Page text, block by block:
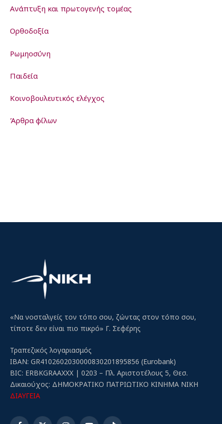
Ανάπτυξη και πρωτογενής τομέας
Ορθοδοξία
Ρωμηοσύνη
Παιδεία
Kοινοβουλευτικός ελέγχος
Άρθρα φίλων
«Να νοσταλγείς τον τόπο σου, ζώντας στον τόπο σου,
τίποτε δεν είναι πιο πικρό» Γ. Σεφέρης
Τραπεζικός λογαριασμός
IBAN: GR4102602030000830201895856 (Eurobank)
BIC: ERBKGRAAXXX | 0203 – Πλ. Αριστοτέλους 5, Θεσ.
Δικαιούχος: ΔΗΜΟΚΡΑΤΙΚΟ ΠΑΤΡΙΩΤΙΚΟ ΚΙΝΗΜΑ ΝΙΚΗ
ΔΙΑΥΓΕΙΑ